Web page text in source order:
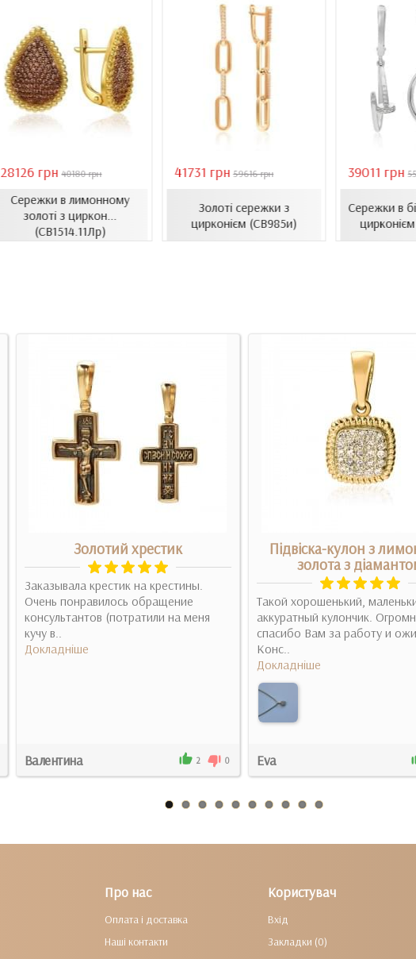
28126 грн 40180 грн
Сережки в лимонному
золоті з циркон...
(СВ1514.11Лр)
41731 грн 59616 грн
Золоті сережки з
цирконієм (СВ985и)
39011 грн
Сережки в
Золотий хрестик
Заказывала крестик на крестины.
Очень понравилось обращение
консультантов (потратили на меня
кучу в..
Докладніше
Валентина 2 0
Підвіска-кулон з
золота з
Такой хорошенький,
аккуратный кулончик.
спасибо Вам за работу и
Конс..
Докладніше
Eva
Про нас
Оплата і доставка
Наші контакти
Користувач
Вхід
Закладки (0)